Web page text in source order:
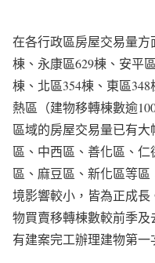
在各行政區房屋交易量
棟、永康區629棟、安平
棟、北區354棟、東區
熱區（建物移轉棟數逾
區域的房屋交易量已有
區、中西區、善化區、
區、麻豆區、新化區等
境影響較小，皆為正成
物買賣移轉棟數較前季
有建案完工辦理建物第一